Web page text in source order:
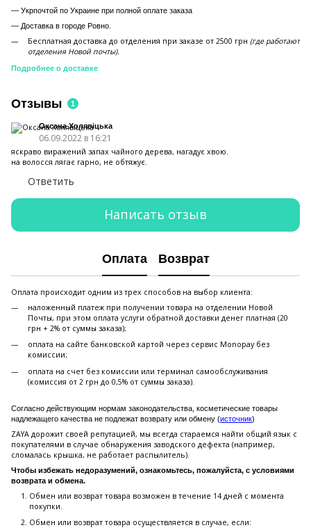
— Укрпочтой по Украине при полной оплате заказа
— Доставка в городе Ровно.
Бесплатная доставка до отделения при заказе от 2500 грн (где работают
отделения Новой почты).
Подробнее о доставке
Отзывы 1
Оксана Холявіцька
06.09.2022 в 16:21
яскраво виражений запах чайного дерева, нагадує хвою.
на волосся лягає гарно, не обтяжує.
Ответить
Написать отзыв
Оплата Возврат
Оплата происходит одним из трех способов на выбор клиента:
наложенный платеж при получении товара на отделении Новой
Почты, при этом оплата услуги обратной доставки денег платная (20
грн + 2% от суммы заказа);
оплата на сайте банковской картой через сервис Monopay без
комиссии;
оплата на счет без комиссии или терминал самообслуживания
(комиссия от 2 грн до 0,5% от суммы заказа).
Согласно действующим нормам законодательства, косметические товары
надлежащего качества не подлежат возврату или обмену (источник)
ZAYA дорожит своей репутацией, мы всегда стараемся найти общий язык с
покупателями в случае обнаружения заводского дефекта (например,
сломалась крышка, не работает распылитель).
Чтобы избежать недоразумений, ознакомьтесь, пожалуйста, с условиями
возврата и обмена.
Обмен или возврат товара возможен в течение 14 дней с момента
покупки.
Обмен или возврат товара осуществляется в случае, если: